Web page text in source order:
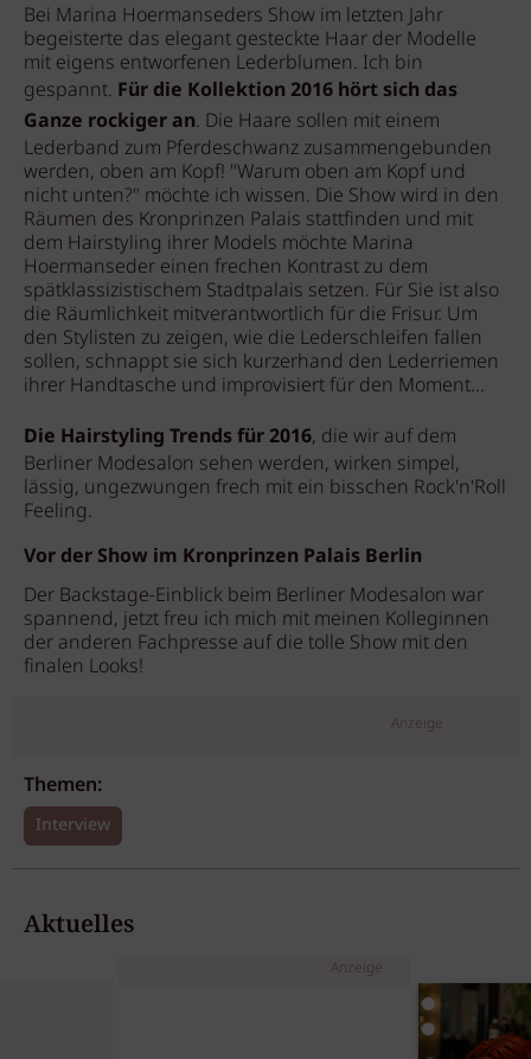
Bei Marina Hoermanseders Show im letzten Jahr
begeisterte das elegant gesteckte Haar der Modelle
mit eigens entworfenen Lederblumen. Ich bin
gespannt. Für die Kollektion 2016 hört sich das
Ganze rockiger an. Die Haare sollen mit einem
Lederband zum Pferdeschwanz zusammengebunden
werden, oben am Kopf! "Warum oben am Kopf und
nicht unten?" möchte ich wissen. Die Show wird in den
Räumen des Kronprinzen Palais stattfinden und mit
dem Hairstyling ihrer Models möchte Marina
Hoermanseder einen frechen Kontrast zu dem
spätklassizistischem Stadtpalais setzen. Für Sie ist also
die Räumlichkeit mitverantwortlich für die Frisur. Um
den Stylisten zu zeigen, wie die Lederschleifen fallen
sollen, schnappt sie sich kurzerhand den Lederriemen
ihrer Handtasche und improvisiert für den Moment...
Die Hairstyling Trends für 2016, die wir auf dem
Berliner Modesalon sehen werden, wirken simpel,
lässig, ungezwungen frech mit ein bisschen Rock'n'Roll
Feeling.
Vor der Show im Kronprinzen Palais Berlin
Der Backstage-Einblick beim Berliner Modesalon war
spannend, jetzt freu ich mich mit meinen Kolleginnen
der anderen Fachpresse auf die tolle Show mit den
finalen Looks!
Anzeige
Themen:
Interview
Aktuelles
Anzeige